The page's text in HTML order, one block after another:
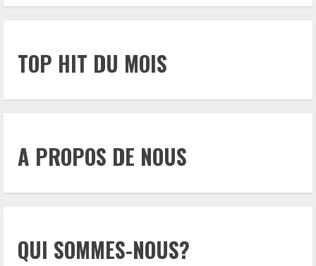
TOP HIT DU MOIS
A PROPOS DE NOUS
QUI SOMMES-NOUS?